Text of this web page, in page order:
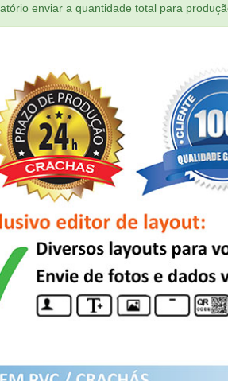
enviar a quantidade total para